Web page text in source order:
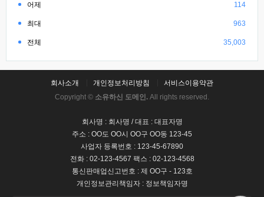
어제 114
최대 963
전체 35,003
회사소개 개인정보처리방침
서비스이용약관
Copyright © 소유하신 도메인. All rights reserved.
회사명 : 회사명 / 대표 : 대표자명
주소 : OO도 OO시 OO구 OO동 123-45
사업자 등록번호 : 123-45-67890
전화 : 02-123-4567 팩스 : 02-123-4568
통신판매업신고번호 : 제 OO구 - 123호
개인정보관리책임자 : 정보책임자명